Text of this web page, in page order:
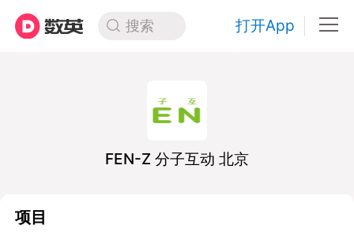
搜索 打开App
FEN-Z 分子互动 北京
项目